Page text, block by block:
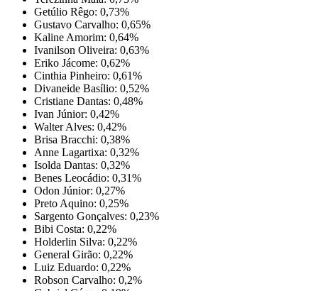
Getúlio Rêgo: 0,73%
Gustavo Carvalho: 0,65%
Kaline Amorim: 0,64%
Ivanilson Oliveira: 0,63%
Eriko Jácome: 0,62%
Cinthia Pinheiro: 0,61%
Divaneide Basílio: 0,52%
Cristiane Dantas: 0,48%
Ivan Júnior: 0,42%
Walter Alves: 0,42%
Brisa Bracchi: 0,38%
Anne Lagartixa: 0,32%
Isolda Dantas: 0,32%
Benes Leocádio: 0,31%
Odon Júnior: 0,27%
Preto Aquino: 0,25%
Sargento Gonçalves: 0,23%
Bibi Costa: 0,22%
Holderlin Silva: 0,22%
General Girão: 0,22%
Luiz Eduardo: 0,22%
Robson Carvalho: 0,2%